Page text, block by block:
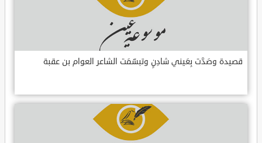
قصيدة وصَدَّت بِعَيني شادِنٍ وتبسّمَت الشاعر العوام بن عقبة